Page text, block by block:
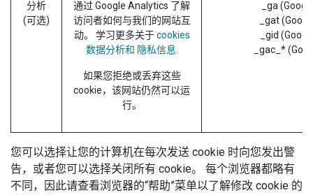
分析
(可选)
通过 Google Analytics 了解
访问者如何与我们的网站互
动。 学习更多关于cookies
数据分析和 隐私信息.
如果您拒绝或丢弃这些
cookie，该网站仍然可以运
行。
_ga
_gat
_gid
_gac_*
您可以选择让您的计算机在每次发送 cookie 时向您发出警
告，或者您可以选择关闭所有 cookie。 每个浏览器都略有
不同，因此请查看浏览器的“帮助”菜单以了解修改 cookie 的